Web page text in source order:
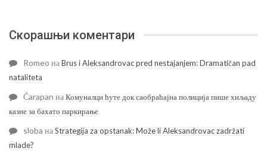
Скорашњи коментари
Romeo наBrus i Aleksandrovac pred nestajanjem: Dramatičan pad
nataliteta
Čarapan наКомуналци ћуте док саобраћајна полиција пише хиљаду
казне за бахато паркирање
sloba наStrategija za opstanak: Može li Aleksandrovac zadržati
mlade?